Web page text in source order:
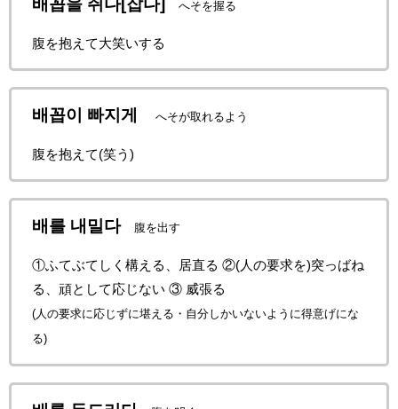
배꼽을 쥐다[잡다] へそを握る
腹を抱えて大笑いする
배꼽이 빠지게 へそが取れるよう
腹を抱えて(笑う)
배를 내밀다 腹を出す
①ふてぶてしく構える、居直る ②(人の要求を)突っばね
る、頑として応じない ③ 威張る
(人の要求に応じずに堪える・自分しかいないように得意げにな
る)